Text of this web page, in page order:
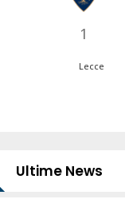
1
Lecce
Ultime News